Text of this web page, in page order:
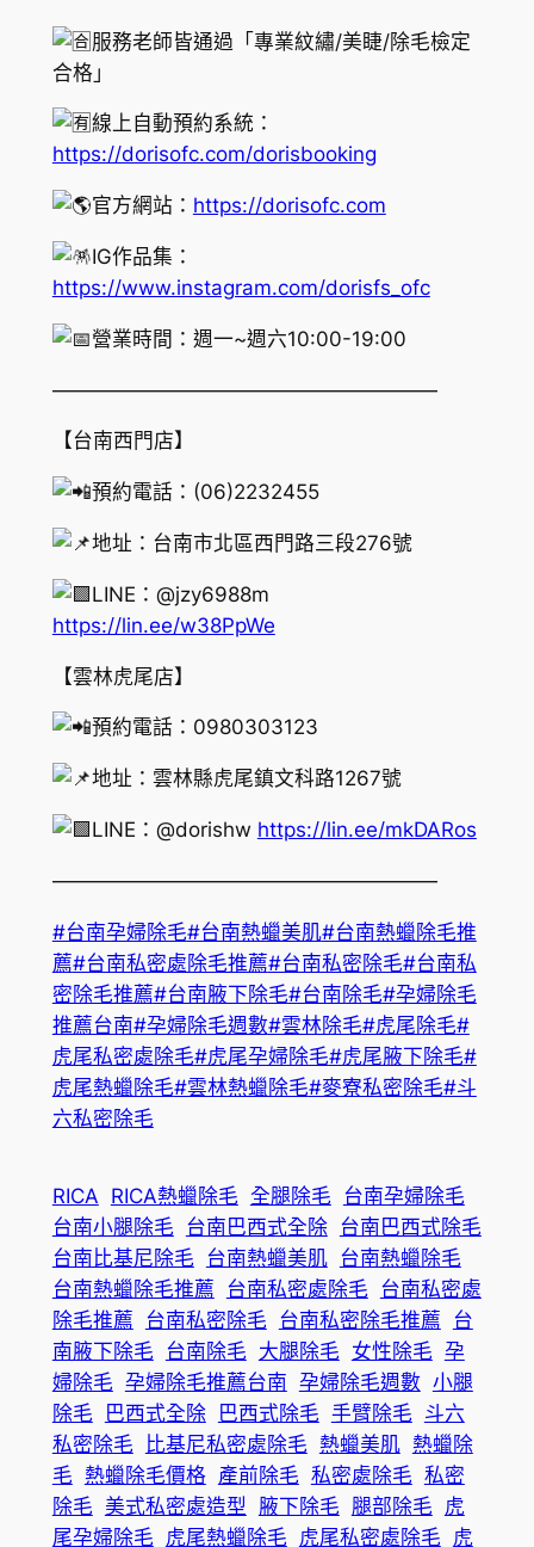
服務老師皆通過「專業紋繡/美睫/除毛檢定
合格」
線上自動預約系統：
https://dorisofc.com/dorisbooking
官方網站： https://dorisofc.com
IG作品集：
https://www.instagram.com/dorisfs_ofc
營業時間：週一~週六10:00-19:00
———————————————————
【台南西門店】
預約電話：(06)2232455
地址：台南市北區西門路三段276號
LINE：@jzy6988m
https://lin.ee/w38PpWe
【雲林虎尾店】
預約電話：0980303123
地址：雲林縣虎尾鎮文科路1267號
LINE：@dorishw https://lin.ee/mkDARos
———————————————————
#台南孕婦除毛#台南熱蠟美肌#台南熱蠟除毛推
薦#台南私密處除毛推薦#台南私密除毛#台南私
密除毛推薦#台南腋下除毛#台南除毛#孕婦除毛
推薦台南#孕婦除毛週數#雲林除毛#虎尾除毛#
虎尾私密處除毛#虎尾孕婦除毛#虎尾腋下除毛#
虎尾熱蠟除毛#雲林熱蠟除毛#麥寮私密除毛#斗
六私密除毛
RICA RICA熱蠟除毛 全腿除毛 台南孕婦除毛
台南小腿除毛 台南巴西式全除 台南巴西式除毛
台南比基尼除毛 台南熱蠟美肌 台南熱蠟除毛
台南熱蠟除毛推薦 台南私密處除毛 台南私密處
除毛推薦 台南私密除毛 台南私密除毛推薦 台
南腋下除毛 台南除毛 大腿除毛 女性除毛 孕
婦除毛 孕婦除毛推薦台南 孕婦除毛週數 小腿
除毛
巴西式全除 巴西式除毛 手臂除毛 斗六
私密除毛
比基尼私密處除毛 熱蠟美肌 熱蠟除
毛 熱蠟除毛價格 產前除毛 私密處除毛 私密
除毛 美式私密處造型 腋下除毛 腿部除毛 虎
尾孕婦除毛 虎尾熱蠟除毛 虎尾私密處除毛 虎